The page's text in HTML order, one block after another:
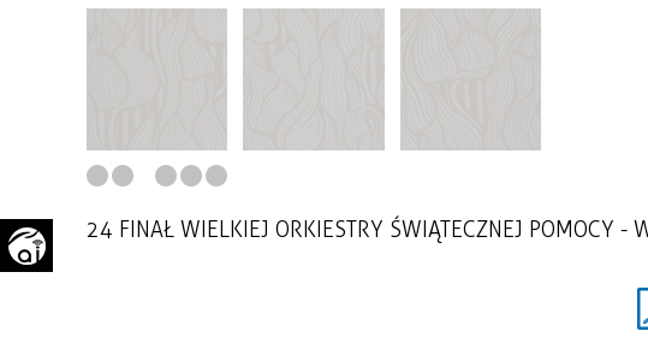
24 FINAŁ WIELKIEJ ORKIESTRY ŚWIĄTECZNEJ POMOCY